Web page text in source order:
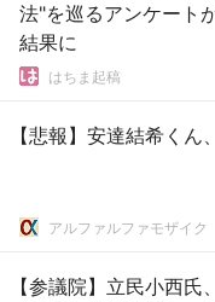
法"を巡るアンケート
結果に
はちま起稿
【悲報】安達結希く
アルファルファモザイク
【参議院】立民小西